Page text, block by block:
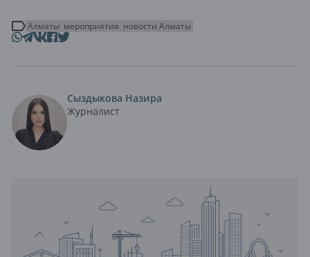
Алматы мероприятия новости Алматы
Сыздыкова Назира
Журналист